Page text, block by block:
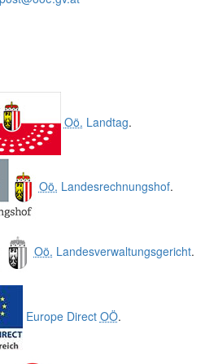
Oö. Landtag.
Oö. Landesrechnungshof.
Oö. Landesverwaltungsgericht.
Europe Direct OÖ.